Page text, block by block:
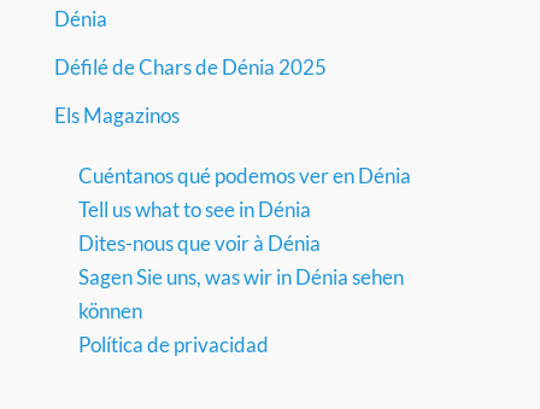
Dénia
Défilé de Chars de Dénia 2025
Els Magazinos
Cuéntanos qué podemos ver en Dénia
Tell us what to see in Dénia
Dites-nous que voir à Dénia
Sagen Sie uns, was wir in Dénia sehen
können
Política de privacidad